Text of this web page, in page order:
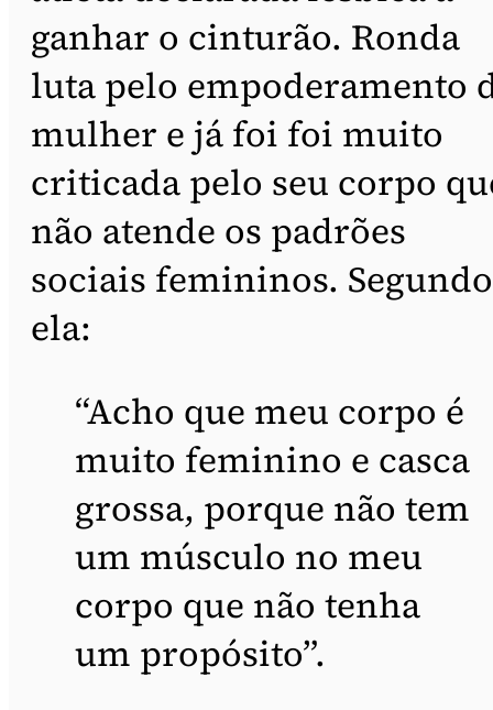
ganhar o cinturão. Ronda
luta pelo empoderamento
mulher e já foi foi muito
criticada pelo seu corpo
não atende os padrões
sociais femininos. Segundo
ela:
“Acho que meu corpo é
muito feminino e casca
grossa, porque não tem
um músculo no meu
corpo que não tenha
um propósito”.